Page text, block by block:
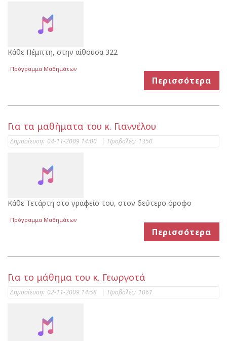
Κάθε Πέμπτη, στην αίθουσα 322
Πρόγραμμα Μαθημάτων
Περισσότερα
Για τα μαθήματα του κ. Γιαννέλου
Δημοσίευση: 04-11-2009 14:00 | Προβολές: 1350
Κάθε Τετάρτη στο γραφείο του, στον δεύτερο όροφο
Πρόγραμμα Μαθημάτων
Περισσότερα
Για το μάθημα του κ. Γεωργοτά
Δημοσίευση: 02-11-2009 14:58 | Προβολές: 1061